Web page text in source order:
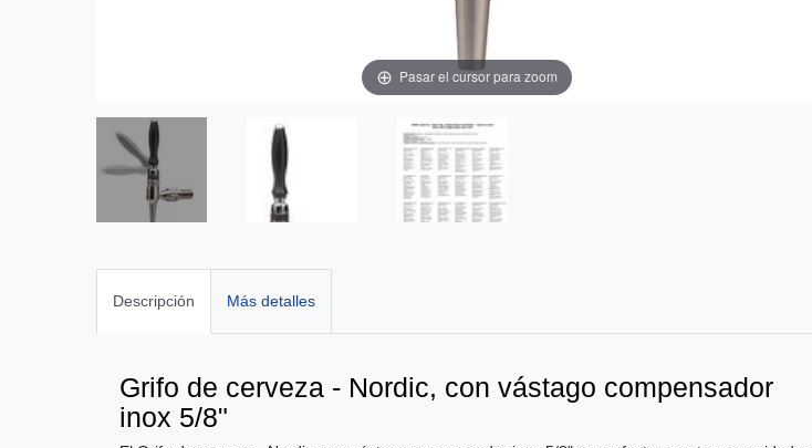
Pasar el cursor para zoom
Descripción Más detalles
Grifo de cerveza - Nordic, con vástago compensador
inox 5/8"